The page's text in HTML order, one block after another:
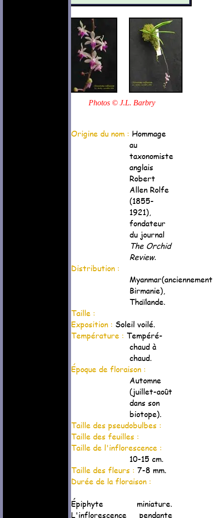
Photos © J.L. Barbry
Origine du nom : Hommage
au
taxonomiste
anglais
Robert
Allen Rolfe
(1855-
1921),
fondateur
du journal
The Orchid
Review.
Distribution :
Myanmar(anciennement
Birmanie),
Thaïlande.
Taille :
Exposition : Soleil voilé.
Température : Tempéré-
chaud à
chaud.
Époque de floraison :
Automne
(juillet-août
dans son
biotope).
Taille des pseudobulbes :
Taille des feuilles :
Taille de l'inflorescence :
10-15 cm.
Taille des fleurs : 7-8 mm.
Durée de la floraison :
Épiphyte miniature.
L'inflorescence pendante